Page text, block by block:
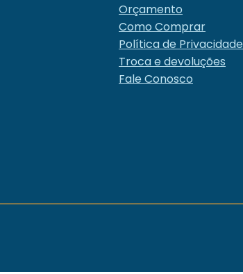
Orçamento
Como Comprar
Política de Privacidade
Troca e devoluções
Fale Conosco